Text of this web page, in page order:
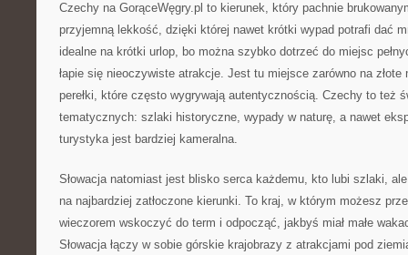
Czechy na GorąceWęgry.pl to kierunek, który pachnie
przyjemną lekkość, dzięki której nawet krótki wypad potrafi dać
idealne na krótki urlop, bo można szybko dotrzeć do miejsc
łapie się nieoczywiste atrakcje. Jest tu miejsce zarówno na
perełki, które często wygrywają autentycznością. Czechy to też
tematycznych: szlaki historyczne, wypady w naturę, a nawet
turystyka jest bardziej kameralna.
Słowacja natomiast jest blisko serca każdemu, kto lubi szlaki,
na najbardziej zatłoczone kierunki. To kraj, w którym możesz
wieczorem wskoczyć do term i odpocząć, jakbyś miał małe
Słowacja łączy w sobie górskie krajobrazy z atrakcjami pod